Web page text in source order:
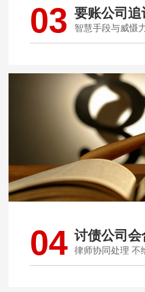
03 要账公司追
智慧手段与威慑
04 讨债公司会
律师协同处理 不